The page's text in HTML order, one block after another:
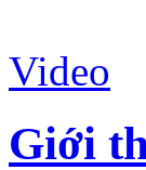
Video
Giới